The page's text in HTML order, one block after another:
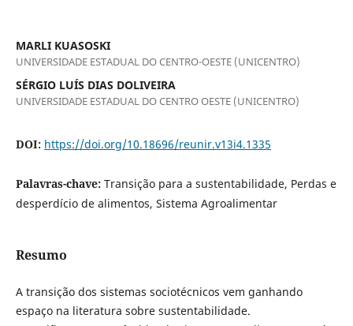
MARLI KUASOSKI
UNIVERSIDADE ESTADUAL DO CENTRO-OESTE (UNICENTRO)
SÉRGIO LUÍS DIAS DOLIVEIRA
UNIVERSIDADE ESTADUAL DO CENTRO OESTE (UNICENTRO)
DOI: https://doi.org/10.18696/reunir.v13i4.1335
Palavras-chave: Transição para a sustentabilidade, Perdas e
desperdício de alimentos, Sistema Agroalimentar
Resumo
A transição dos sistemas sociotécnicos vem ganhando
espaço na literatura sobre sustentabilidade.